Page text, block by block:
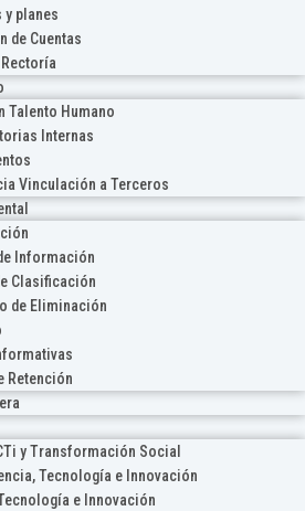
y planes
de Cuentas
Talento Humano
Internas
Vinculación a Terceros
Información
Clasificación
de Eliminación
Retención
y Transformación Social
Tecnología e Innovación
e Innovación